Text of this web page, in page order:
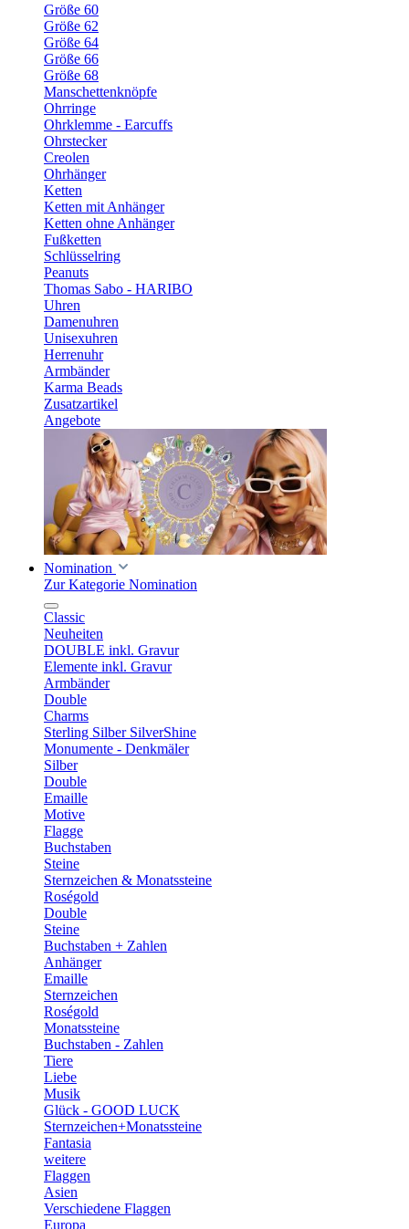
Größe 60
Größe 62
Größe 64
Größe 66
Größe 68
Manschettenknöpfe
Ohrringe
Ohrklemme - Earcuffs
Ohrstecker
Creolen
Ohrhänger
Ketten
Ketten mit Anhänger
Ketten ohne Anhänger
Fußketten
Schlüsselring
Peanuts
Thomas Sabo - HARIBO
Uhren
Damenuhren
Unisexuhren
Herrenuhr
Armbänder
Karma Beads
Zusatzartikel
Angebote
Nomination
Zur Kategorie Nomination
Classic
Neuheiten
DOUBLE inkl. Gravur
Elemente inkl. Gravur
Armbänder
Double
Charms
Sterling Silber SilverShine
Monumente - Denkmäler
Silber
Double
Emaille
Motive
Flagge
Buchstaben
Steine
Sternzeichen & Monatssteine
Roségold
Double
Steine
Buchstaben + Zahlen
Anhänger
Emaille
Sternzeichen
Roségold
Monatssteine
Buchstaben - Zahlen
Tiere
Liebe
Musik
Glück - GOOD LUCK
Sternzeichen+Monatssteine
Fantasia
weitere
Flaggen
Asien
Verschiedene Flaggen
Europa